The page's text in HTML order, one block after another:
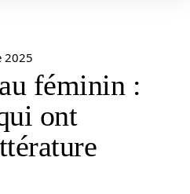
2025
féminin :
ont